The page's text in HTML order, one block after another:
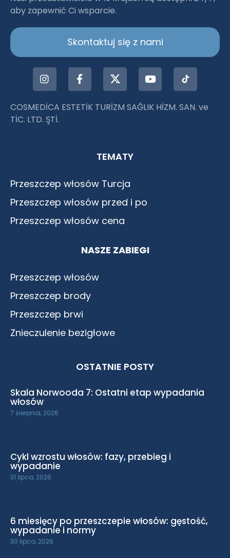
aby zapewnić Ci wsparcie.
Skontaktuj się z nami
COSMEDİCA ESTETİK TURİZM SAĞLIK HİZM. SAN. ve
TİC. LTD. ŞTİ.
TEMATY
Przeszczep włosów Turcja
Przeszczep włosów przed i po
Przeszczep włosów cena
NASZE ZABIEGI
Przeszczep włosów
Przeszczep brody
Przeszczep brwi
Znieczulenie bezigłowe
OSTATNIE POSTY
Skala Norwooda 7: Ostatni etap wypadania
włosów
7 sierpnia, 2026
Cykl wzrostu włosów: fazy, przebieg i
wypadanie
31 lipca, 2026
6 miesięcy po przeszczepie włosów: gęstość,
wypadanie i normy
30 lipca, 2026